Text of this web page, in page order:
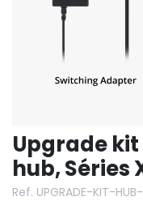
Upgrade kit
hub, Séries
Ref. UPGRADE-KIT-